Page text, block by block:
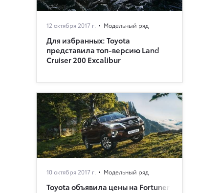
12 октября 2017 г. Модельный ряд
Для избранных: Toyota
представила топ-версию Land
Cruiser 200 Excalibur
10 октября 2017 г. Модельный ряд
Toyota объявила цены на Fortuner